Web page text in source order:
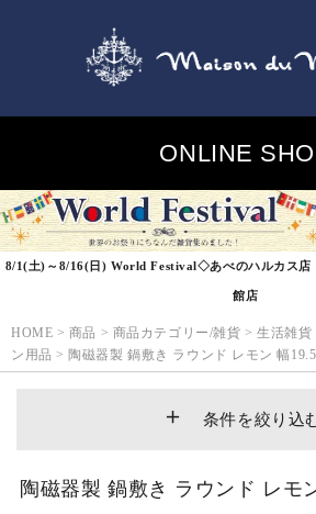
ONLINE
8/1(土)～8/16(日) World Festival◇あべのハルカス店
館店
HOME > 商品 > 商品カテゴリー/雑貨 >生活雑貨
ン用品 >陶磁器製 鍋敷き ラウンド レモン 幅
条件を絞り込
陶磁器製 鍋敷き ラウンド レモ